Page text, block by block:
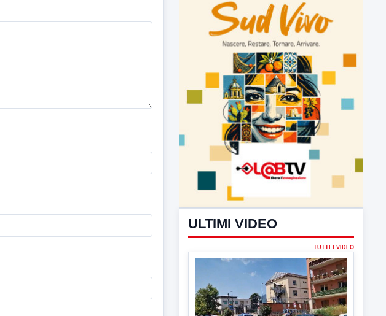
ULTIMI VIDEO
TUTTI I VIDEO